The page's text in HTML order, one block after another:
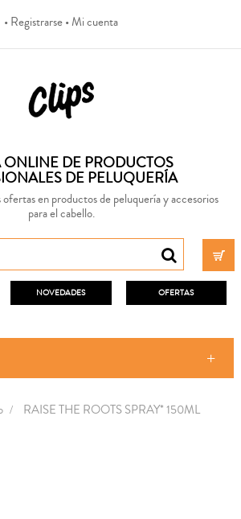
• Registrarse• Mi cuenta
DE PRODUCTOS
DE PELUQUERÍA
en productos de peluquería y accesorios
para el cabello.
NOVEDADES OFERTAS
RAISE THE ROOTS SPRAY* 150ML